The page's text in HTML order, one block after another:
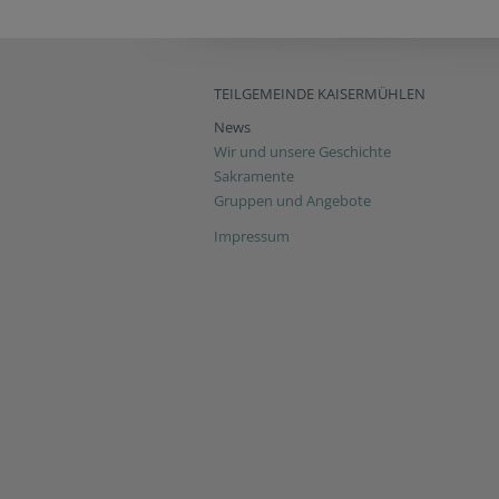
TEILGEMEINDE KAISERMÜHLEN
News
Wir und unsere Geschichte
Sakramente
Gruppen und Angebote
Impressum